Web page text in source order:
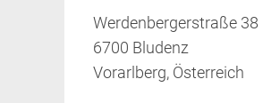
Werdenbergerstraße 38
6700 Bludenz
Vorarlberg, Österreich